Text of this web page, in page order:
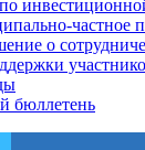
частное
о
бюллетень